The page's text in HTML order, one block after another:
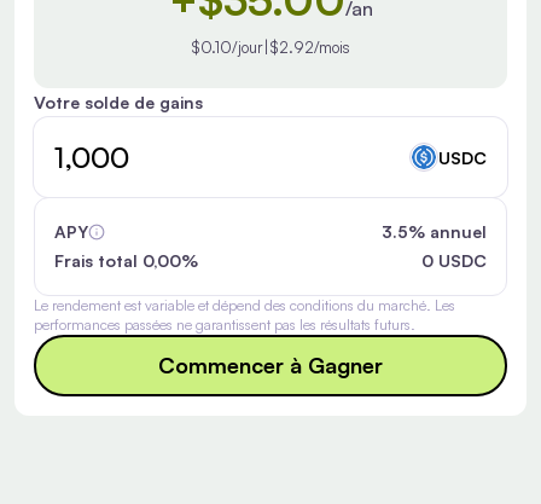
/an
$0.10/jour $2.92/mois
Votre solde de gains
USDC
APY
3.5% annuel
Frais total 0,00%
0 USDC
Le rendement est variable et dépend des conditions du marché. Les
performances passées ne garantissent pas les résultats futurs.
Commencer à Gagner